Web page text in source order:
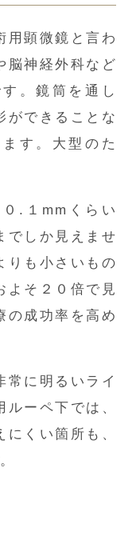
用顕微鏡と言わ
脳神経外科など
。鏡筒を通し
ができることな
す。大型のた
.１mmくらい
でしか見えませ
りも小さいもの
よそ２０倍で見
の成功率を高め
常に明るいライ
ルーペ下では、
くい箇所も、